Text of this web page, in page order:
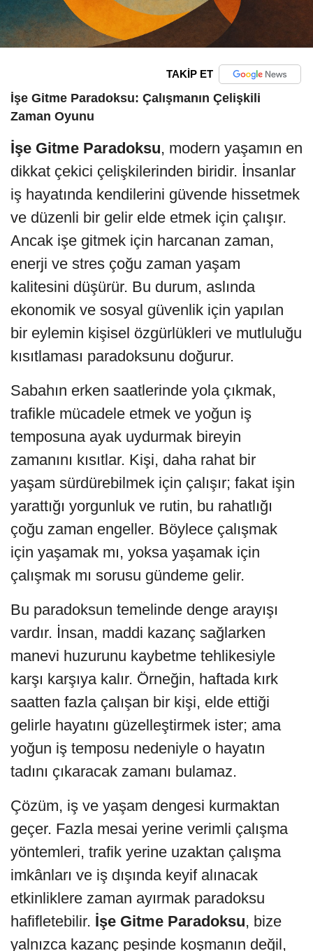
TAKİP ET
İşe Gitme Paradoksu: Çalışmanın Çelişkili
Zaman Oyunu
İşe Gitme Paradoksu, modern yaşamın en
dikkat çekici çelişkilerinden biridir. İnsanlar
iş hayatında kendilerini güvende hissetmek
ve düzenli bir gelir elde etmek için çalışır.
Ancak işe gitmek için harcanan zaman,
enerji ve stres çoğu zaman yaşam
kalitesini düşürür. Bu durum, aslında
ekonomik ve sosyal güvenlik için yapılan
bir eylemin kişisel özgürlükleri ve mutluluğu
kısıtlaması paradoksunu doğurur.
Sabahın erken saatlerinde yola çıkmak,
trafikle mücadele etmek ve yoğun iş
temposuna ayak uydurmak bireyin
zamanını kısıtlar. Kişi, daha rahat bir
yaşam sürdürebilmek için çalışır; fakat işin
yarattığı yorgunluk ve rutin, bu rahatlığı
çoğu zaman engeller. Böylece çalışmak
için yaşamak mı, yoksa yaşamak için
çalışmak mı sorusu gündeme gelir.
Bu paradoksun temelinde denge arayışı
vardır. İnsan, maddi kazanç sağlarken
manevi huzurunu kaybetme tehlikesiyle
karşı karşıya kalır. Örneğin, haftada kırk
saatten fazla çalışan bir kişi, elde ettiği
gelirle hayatını güzelleştirmek ister; ama
yoğun iş temposu nedeniyle o hayatın
tadını çıkaracak zamanı bulamaz.
Çözüm, iş ve yaşam dengesi kurmaktan
geçer. Fazla mesai yerine verimli çalışma
yöntemleri, trafik yerine uzaktan çalışma
imkânları ve iş dışında keyif alınacak
etkinliklere zaman ayırmak paradoksu
hafifletebilir. İşe Gitme Paradoksu, bize
yalnızca kazanç peşinde koşmanın değil,